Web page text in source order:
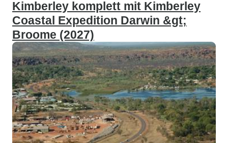
Kimberley komplett mit Kimberley
Coastal Expedition Darwin &gt;
Broome (2027)